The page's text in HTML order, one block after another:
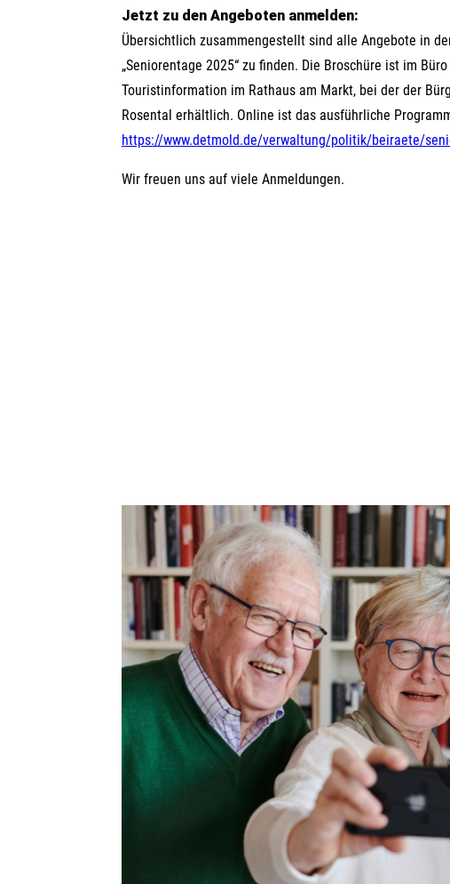
Jetzt zu den Angeboten anmelden:
Übersichtlich zusammengestellt sind alle Angebote in
„Seniorentage 2025“ zu finden. Die Broschüre ist im
Touristinformation im Rathaus am Markt, bei der der
Rosental erhältlich. Online ist das ausführliche
https://www.detmold.de/verwaltung/politik/beiraete/
Wir freuen uns auf viele Anmeldungen.